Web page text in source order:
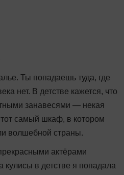
Ты попадаешь туда, где
нет. В детстве кажется, что
занавесями — некая
самый шкаф, в котором
волшебной страны.
актёрами
кулисы в детстве я попадала